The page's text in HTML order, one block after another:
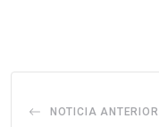
NOTICIA ANTERIOR